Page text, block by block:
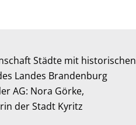
Städte mit historischen
Landes Brandenburg
AG: Nora Görke,
der Stadt Kyritz